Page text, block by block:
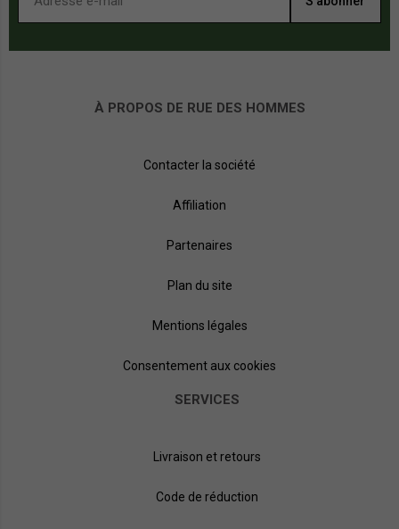
À PROPOS DE RUE DES HOMMES
Contacter la société
Affiliation
Partenaires
Plan du site
Mentions légales
Consentement aux cookies
SERVICES
Livraison et retours
Code de réduction